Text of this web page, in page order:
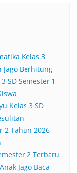
Kelas 3
Jago Berhitung
SD Semester 1
Kelas 3 SD
2 Tahun 2026
2 Terbaru
Jago Baca